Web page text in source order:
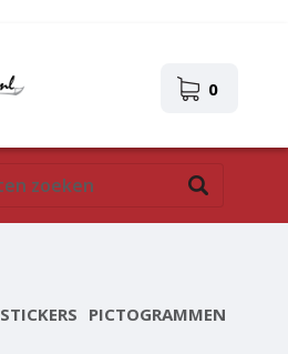
0
STICKERS PICTOGRAMMEN